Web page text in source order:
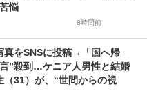
悩
8時間前
真をSNSに投稿→「国へ帰
”殺到…ケニア人男性と結婚
（31）が、“世間からの視